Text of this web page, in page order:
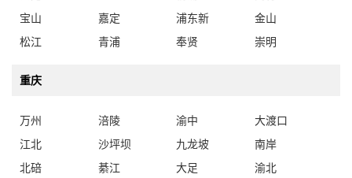
宝山
嘉定 浦东新
金山
松江
青浦 奉贤 崇明
重庆
万州 涪陵 渝中
大渡口
江北
沙坪坝 九龙坡
南岸
北碚
綦江 大足
渝北